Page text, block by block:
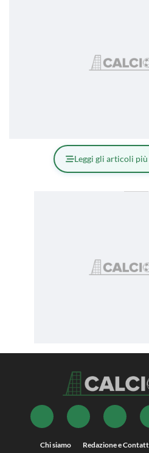
Leggi gli articoli
Chi siamo Redazione e